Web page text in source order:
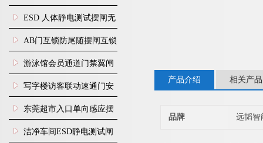
行通道闸门禁设备
ESD 人体静电测试摆闸无
尘车间防静电闸机
AB门互锁防尾随摆闸互锁
闸机
游泳馆会员通道门禁翼闸
写字楼访客联动速通门安
装
东莞超市入口单向感应摆
闸安装
洁净车间ESD静电测试闸
产品介绍 相关产品
品牌 远韬智